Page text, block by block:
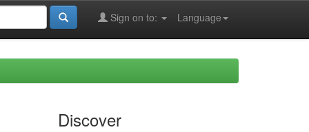
Language
Sign on to:
Discover